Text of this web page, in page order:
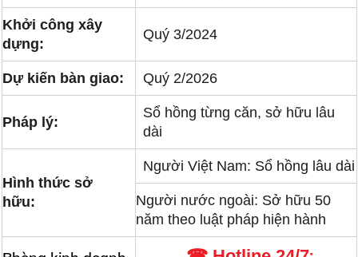
Khởi công xây
dựng:
Quý 3/2024
Dự kiến bàn giao: Quý 2/2026
Pháp lý:
Sổ hồng từng căn, sở hữu lâu
dài
Hình thức sở
hữu:
Người Việt Nam: Sổ hồng lâu dài
Người nước ngoài: Sở hữu 50
năm theo luật pháp hiện hành